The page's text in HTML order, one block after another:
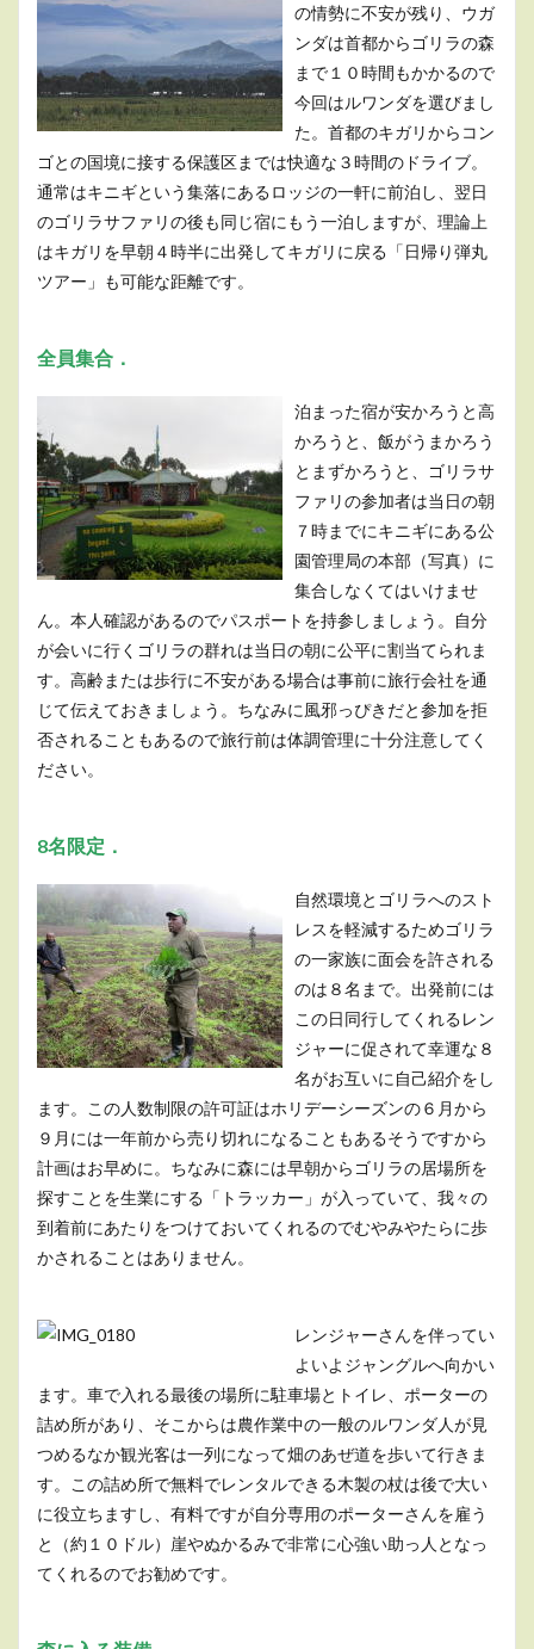
の情勢に不安が残り、ウガ
ンダは首都からゴリラの森
まで１０時間もかかるので
今回はルワンダを選びまし
た。首都のキガリからコン
ゴとの国境に接する保護区までは快適な３時間のドライブ。
通常はキニギという集落にあるロッジの一軒に前泊し、翌日
のゴリラサファリの後も同じ宿にもう一泊しますが、理論上
はキガリを早朝４時半に出発してキガリに戻る「日帰り弾丸
ツアー」も可能な距離です。
全員集合．
泊まった宿が安かろうと高
かろうと、飯がうまかろう
とまずかろうと、ゴリラサ
ファリの参加者は当日の朝
７時までにキニギにある公
園管理局の本部（写真）に
集合しなくてはいけませ
ん。本人確認があるのでパスポートを持参しましょう。自分
が会いに行くゴリラの群れは当日の朝に公平に割当てられま
す。高齢または歩行に不安がある場合は事前に旅行会社を通
じて伝えておきましょう。ちなみに風邪っぴきだと参加を拒
否されることもあるので旅行前は体調管理に十分注意してく
ださい。
8名限定．
自然環境とゴリラへのスト
レスを軽減するためゴリラ
の一家族に面会を許される
のは８名まで。出発前には
この日同行してくれるレン
ジャーに促されて幸運な８
名がお互いに自己紹介をし
ます。この人数制限の許可証はホリデーシーズンの６月から
９月には一年前から売り切れになることもあるそうですから
計画はお早めに。ちなみに森には早朝からゴリラの居場所を
探すことを生業にする「トラッカー」が入っていて、我々の
到着前にあたりをつけておいてくれるのでむやみやたらに歩
かされることはありません。
レンジャーさんを伴ってい
よいよジャングルへ向かい
ます。車で入れる最後の場所に駐車場とトイレ、ポーターの
詰め所があり、そこからは農作業中の一般のルワンダ人が見
つめるなか観光客は一列になって畑のあぜ道を歩いて行きま
す。この詰め所で無料でレンタルできる木製の杖は後で大い
に役立ちますし、有料ですが自分専用のポーターさんを雇う
と（約１０ドル）崖やぬかるみで非常に心強い助っ人となっ
てくれるのでお勧めです。